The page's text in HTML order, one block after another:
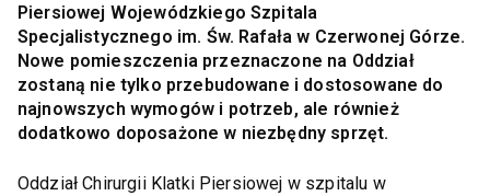
Piersiowej Wojewódzkiego Szpitala
Specjalistycznego im. Św. Rafała w Czerwonej Górze.
Nowe pomieszczenia przeznaczone na Oddział
zostaną nie tylko przebudowane i dostosowane do
najnowszych wymogów i potrzeb, ale również
dodatkowo doposażone w niezbędny sprzęt.
Oddział Chirurgii Klatki Piersiowej w szpitalu w